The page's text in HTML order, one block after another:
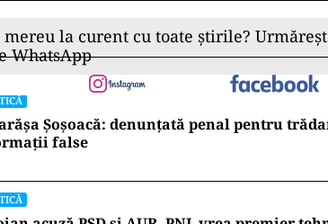
al Agenţiei de Plăţi şi Intervenţie
demis, marţi seara, de ministrul
din cauza întârzierilor la plată a
sistem.
de demitere al directorului general
cauza întârzierii plăţilor către fermieri
şedinţă în această seară despre plata
fermieri, dar acesta nici măcar nu